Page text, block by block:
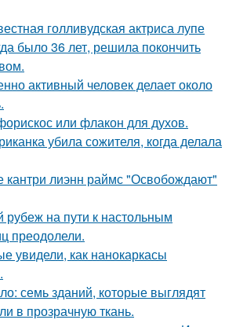
голливудская актриса лупе
было 36 лет, решила покончить
активный человек делает около
или флакон для духов.
убила сожителя, когда делала
кантри лиэнн раймс "Освобождают"
на пути к настольным
преодолели.
увидели, как нанокаркасы
семь зданий, которые выглядят
в прозрачную ткань.